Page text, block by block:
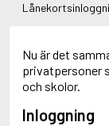
Nu är det
privatpersoner
och skolor.
Inloggning